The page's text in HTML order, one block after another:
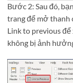
Bước 2: Sau đó,
trang để mở thanh
Link to previous
không bị ảnh